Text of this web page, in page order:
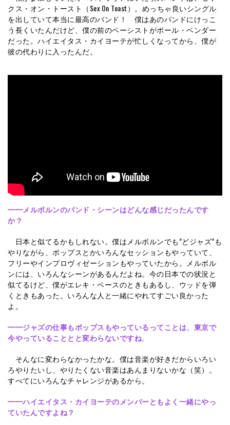
クス・オン・トースト（Sex On Toast）。めっちゃ良いシングル
を出していて本当に最高のバンド！ 僕はあのバンドにけっこ
う長くいたんだけど、僕の前のベーシストがポール・ベンダー
だった。ハイエイタス・カイヨーテが忙しくなってから、僕が
彼の代わりに入ったんだ。
━━メルボルンのバンド・シーンはどんな感じだったんです
か？
日本と似てるかもしれない。僕はメルボルンでも”どジャズ”も
やりながら、ポップスとかいろんなセッションもやっていて、
フリーやインプロヴィゼーションもやっていたから。メルボル
ンには、いろんなシーンがあるんだよね。今の日本での状況と
似てるけど、僕がエレキ・ベースのときもあるし、ウッドを弾
くときもあった。いろんな人と一緒にやれてすごい良かった
よ。
━━ジャズの仕事もポップスもやっているってことは、東京で
今やっていることとと変わらないですね。
そんなに変わらなかったかな。僕は音楽が好きだからいろい
ろやりたいし、やりたくない音楽はあんまりないかな（笑）。
すべてにいろんなチャレンジがあるから。
━━ハイエイタス・カイヨーテのメンバーともよく一緒にやっ
ていたんですよね？